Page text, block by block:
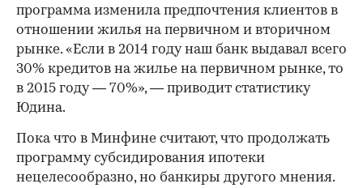
программа изменила предпочтения клиентов в
отношении жилья на первичном и вторичном
рынке. «Если в 2014 году наш банк выдавал всего
30% кредитов на жилье на первичном рынке, то
в 2015 году — 70%», — приводит статистику
Юдина.
Пока что в Минфине считают, что продолжать
программу субсидирования ипотеки
нецелесообразно, но банкиры другого мнения.